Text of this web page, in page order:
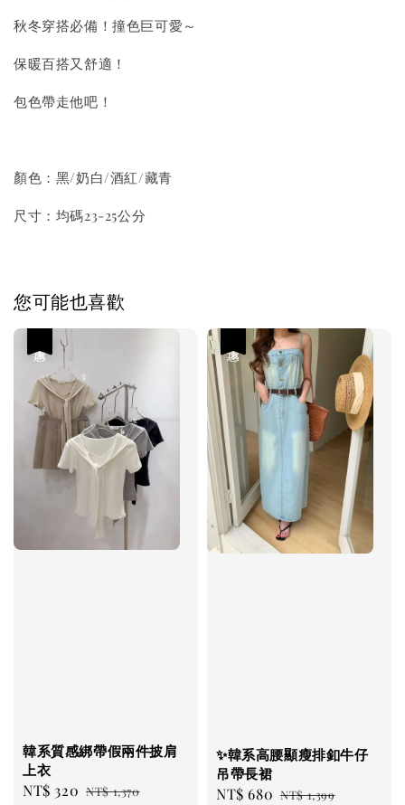
秋冬穿搭必備！撞色巨可愛～
保暖百搭又舒適！
包色帶走他吧！
顏色：黑/奶白/酒紅/藏青
尺寸：均碼23-25公分
您可能也喜歡
韓系質感綁帶假兩件披肩
上衣
Sale
NT$ 320 Regular
NT$ 1,370
✨韓系高腰顯瘦排釦牛仔
吊帶長裙
Sale
NT$ 680 Regular
NT$ 1,399